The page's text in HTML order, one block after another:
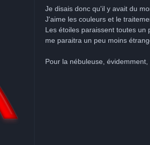
Je disais donc qu'il y avait du
J'aime les couleurs et le
Les étoiles paraissent toutes
me paraitra un peu moins
Pour la nébuleuse,